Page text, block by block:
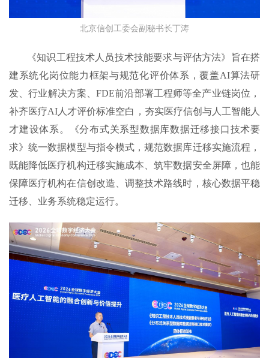
北京信创工委会副秘书长丁涛
《知识工程技术人员技术技能要求与评估方法》旨在搭
建系统化岗位能力框架与规范化评价体系，覆盖AI算法研
发、行业解决方案、FDE前沿部署工程师等全产业链岗位，
补齐医疗AI人才评价标准空白，夯实医疗信创与人工智能人
才建设体系。《分布式关系型数据库数据迁移接口技术要
求》统一数据模型与指令模式，规范数据库迁移实施流程，
既能降低医疗机构迁移实施成本、筑牢数据安全屏障，也能
保障医疗机构在信创改造、调整技术路线时，核心数据平稳
迁移、业务系统稳定运行。